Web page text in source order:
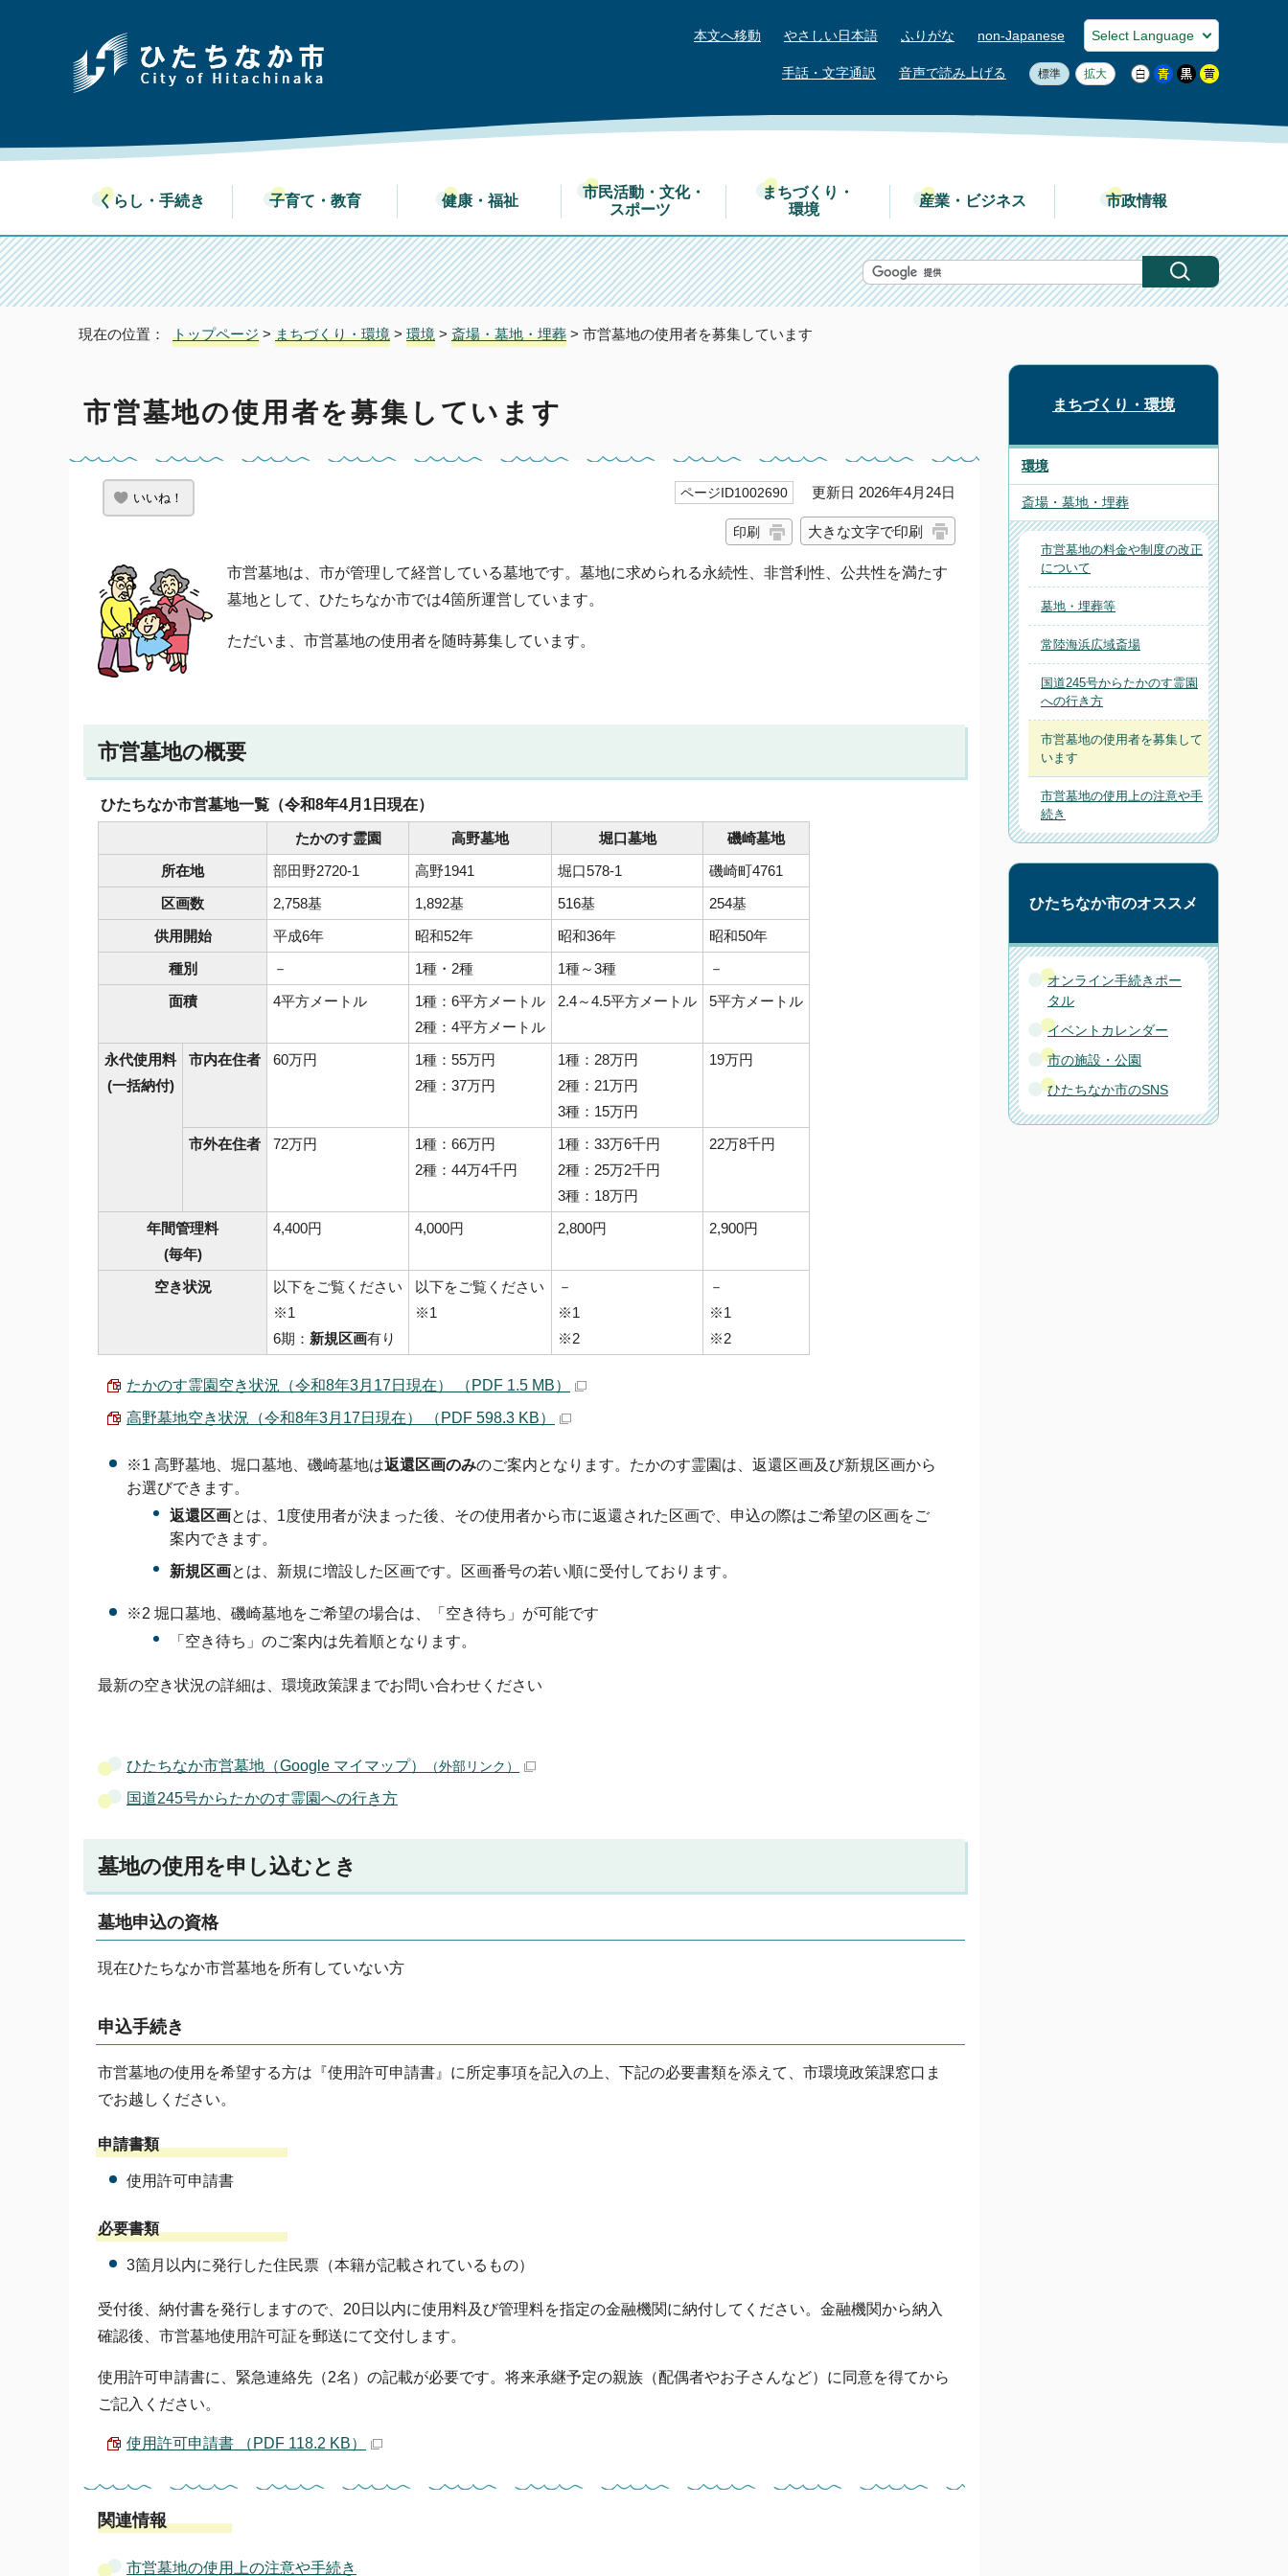
本文へ移動 やさしい日本語 ふりがな non-Japanese
手話・文字通訳 音声で読み上げる 標準 拡大
くらし・手続き 子育て・教育 健康・福祉
市民活動・文化・
スポーツ
まちづくり・
環境
産業・ビジネス 市政情報
現在の位置： トップページ > まちづくり・環境 > 環境 > 斎場・墓地・埋葬 > 市営墓地の使用者を募集しています
市営墓地の使用者を募集しています
いいね！ ページID1002690 更新日 2026年4月24日
印刷 大きな文字で印刷
市営墓地は、市が管理して経営している墓地です。墓地に求められる永続性、非営利性、公共性を満たす
墓地として、ひたちなか市では4箇所運営しています。
ただいま、市営墓地の使用者を随時募集しています。
市営墓地の概要
ひたちなか市営墓地一覧（令和8年4月1日現在）
たかのす霊園 高野墓地 堀口墓地
磯崎墓地
所在地
部田野2720-1 高野1941 堀口578-1
磯崎町4761
区画数
2,758基 1,892基 516基
254基
供用開始
平成6年 昭和52年 昭和36年
昭和50年
種別
－ 1種・2種 1種～3種
－
面積
4平方メートル
1種：6平方メートル
2種：4平方メートル
2.4～4.5平方メートル 5平方メートル
永代使用料
(一括納付)
市内在住者 60万円
1種：55万円
2種：37万円
1種：28万円
2種：21万円
3種：15万円
19万円
市外在住者 72万円
1種：66万円
2種：44万4千円
1種：33万6千円
2種：25万2千円
3種：18万円
22万8千円
年間管理料
(毎年)
4,400円 4,000円 2,800円 2,900円
空き状況
以下をご覧ください
※1
6期： 新規区画有り
以下をご覧ください
※1
－
※1
※2
－
※1
※2
たかのす霊園空き状況（令和8年3月17日現在） （PDF 1.5 MB）
高野墓地空き状況（令和8年3月17日現在） （PDF 598.3 KB）
※1 高野墓地、堀口墓地、磯崎墓地は返還区画のみのご案内となります。たかのす霊園は、返還区画及び新規区画から
お選びできます。
返還区画とは、1度使用者が決まった後、その使用者から市に返還された区画で、申込の際はご希望の区画をご
案内できます。
新規区画とは、新規に増設した区画です。区画番号の若い順に受付しております。
※2 堀口墓地、磯崎墓地をご希望の場合は、「空き待ち」が可能です
「空き待ち」のご案内は先着順となります。
最新の空き状況の詳細は、環境政策課までお問い合わせください
ひたちなか市営墓地（Google マイマップ） （外部リンク）
国道245号からたかのす霊園への行き方
墓地の使用を申し込むとき
墓地申込の資格
現在ひたちなか市営墓地を所有していない方
申込手続き
市営墓地の使用を希望する方は『使用許可申請書』に所定事項を記入の上、下記の必要書類を添えて、市環境政策課窓口ま
でお越しください。
申請書類
使用許可申請書
必要書類
3箇月以内に発行した住民票（本籍が記載されているもの）
受付後、納付書を発行しますので、20日以内に使用料及び管理料を指定の金融機関に納付してください。金融機関から納入
確認後、市営墓地使用許可証を郵送にて交付します。
使用許可申請書に、緊急連絡先（2名）の記載が必要です。将来承継予定の親族（配偶者やお子さんなど）に同意を得てから
ご記入ください。
使用許可申請書 （PDF 118.2 KB）
関連情報
市営墓地の使用上の注意や手続き
まちづくり・環境
環境
斎場・墓地・埋葬
市営墓地の料金や制度の改正
について
墓地・埋葬等
常陸海浜広域斎場
国道245号からたかのす霊園
への行き方
市営墓地の使用者を募集して
います
市営墓地の使用上の注意や手
続き
ひたちなか市のオススメ
オンライン手続きポー
タル
イベントカレンダー
市の施設・公園
ひたちなか市のSNS